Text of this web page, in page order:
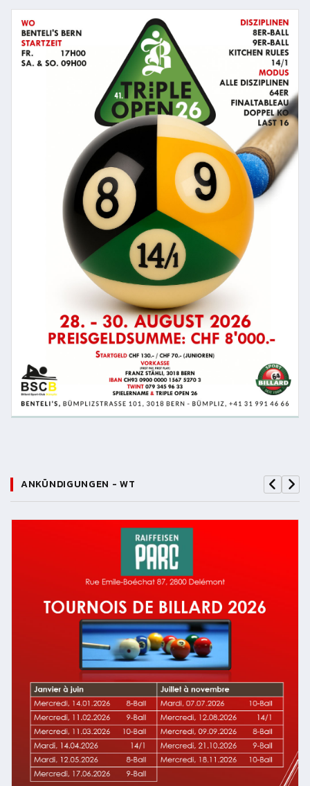
ANKÜNDIGUNGEN - WT